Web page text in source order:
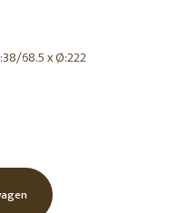
68.5 x Ø:222